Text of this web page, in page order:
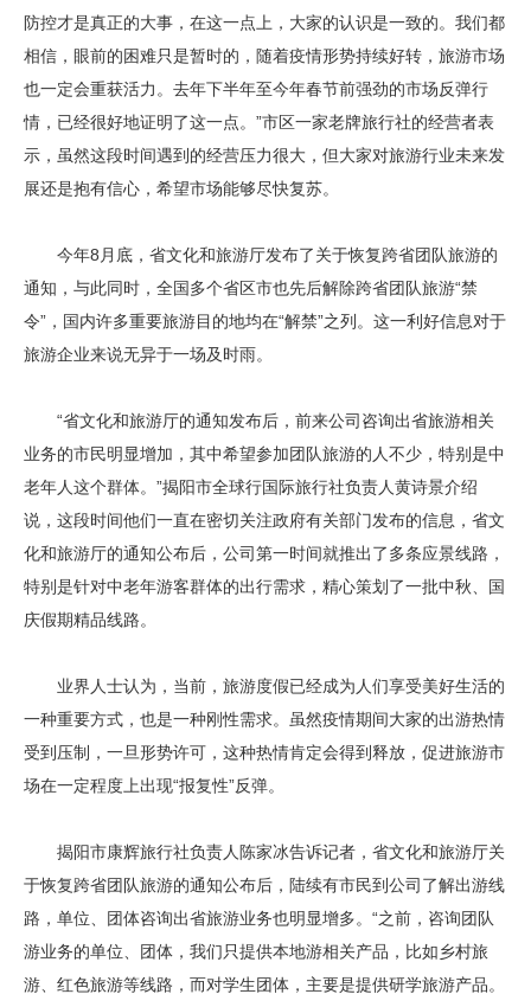
防控才是真正的大事，在这一点上，大家的认识是一致的。我们都
相信，眼前的困难只是暂时的，随着疫情形势持续好转，旅游市场
也一定会重获活力。去年下半年至今年春节前强劲的市场反弹行
情，已经很好地证明了这一点。”市区一家老牌旅行社的经营者表
示，虽然这段时间遇到的经营压力很大，但大家对旅游行业未来发
展还是抱有信心，希望市场能够尽快复苏。
今年8月底，省文化和旅游厅发布了关于恢复跨省团队旅游的
通知，与此同时，全国多个省区市也先后解除跨省团队旅游“禁
令”，国内许多重要旅游目的地均在“解禁”之列。这一利好信息对于
旅游企业来说无异于一场及时雨。
“省文化和旅游厅的通知发布后，前来公司咨询出省旅游相关
业务的市民明显增加，其中希望参加团队旅游的人不少，特别是中
老年人这个群体。”揭阳市全球行国际旅行社负责人黄诗景介绍
说，这段时间他们一直在密切关注政府有关部门发布的信息，省文
化和旅游厅的通知公布后，公司第一时间就推出了多条应景线路，
特别是针对中老年游客群体的出行需求，精心策划了一批中秋、国
庆假期精品线路。
业界人士认为，当前，旅游度假已经成为人们享受美好生活的
一种重要方式，也是一种刚性需求。虽然疫情期间大家的出游热情
受到压制，一旦形势许可，这种热情肯定会得到释放，促进旅游市
场在一定程度上出现“报复性”反弹。
揭阳市康辉旅行社负责人陈家冰告诉记者，省文化和旅游厅关
于恢复跨省团队旅游的通知公布后，陆续有市民到公司了解出游线
路，单位、团体咨询出省旅游业务也明显增多。“之前，咨询团队
游业务的单位、团体，我们只提供本地游相关产品，比如乡村旅
游、红色旅游等线路，而对学生团体，主要是提供研学旅游产品。